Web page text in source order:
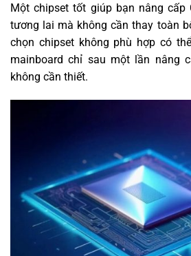
Một chipset tốt giúp bạn nâng cấp
tương lai mà không cần thay toàn
chọn chipset không phù hợp có
mainboard chỉ sau một lần nâng
không cần thiết.